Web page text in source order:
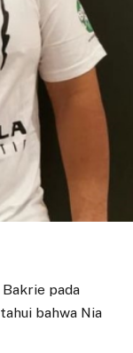
pada
bahwa Nia